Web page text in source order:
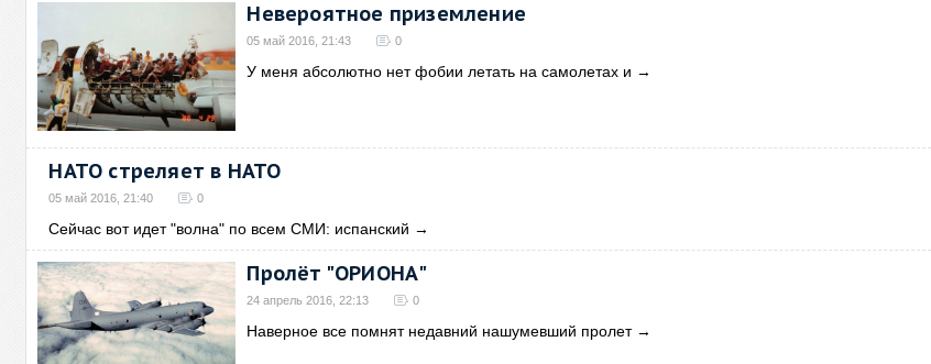
Невероятное приземление
05 май 2016, 21:43 0
У меня абсолютно нет фобии летать на самолетах и →
НАТО стреляет в НАТО
05 май 2016, 21:40 0
Сейчас вот идет "волна" по всем СМИ: испанский →
Пролёт "ОРИОНА"
24 апрель 2016, 22:13 0
Наверное все помнят недавний нашумевший пролет→